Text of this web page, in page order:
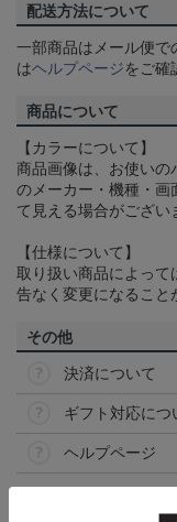
配送方法について
一部商品はメール便で
はヘルプページをご確
商品について
【カラーについて】
商品画像は、お使いの
のメーカー・機種・画
て見える場合がござい
【仕様について】
取り扱い商品によって
告なく変更になること
その他
決済について
ギフト対応につ
ヘルプページ